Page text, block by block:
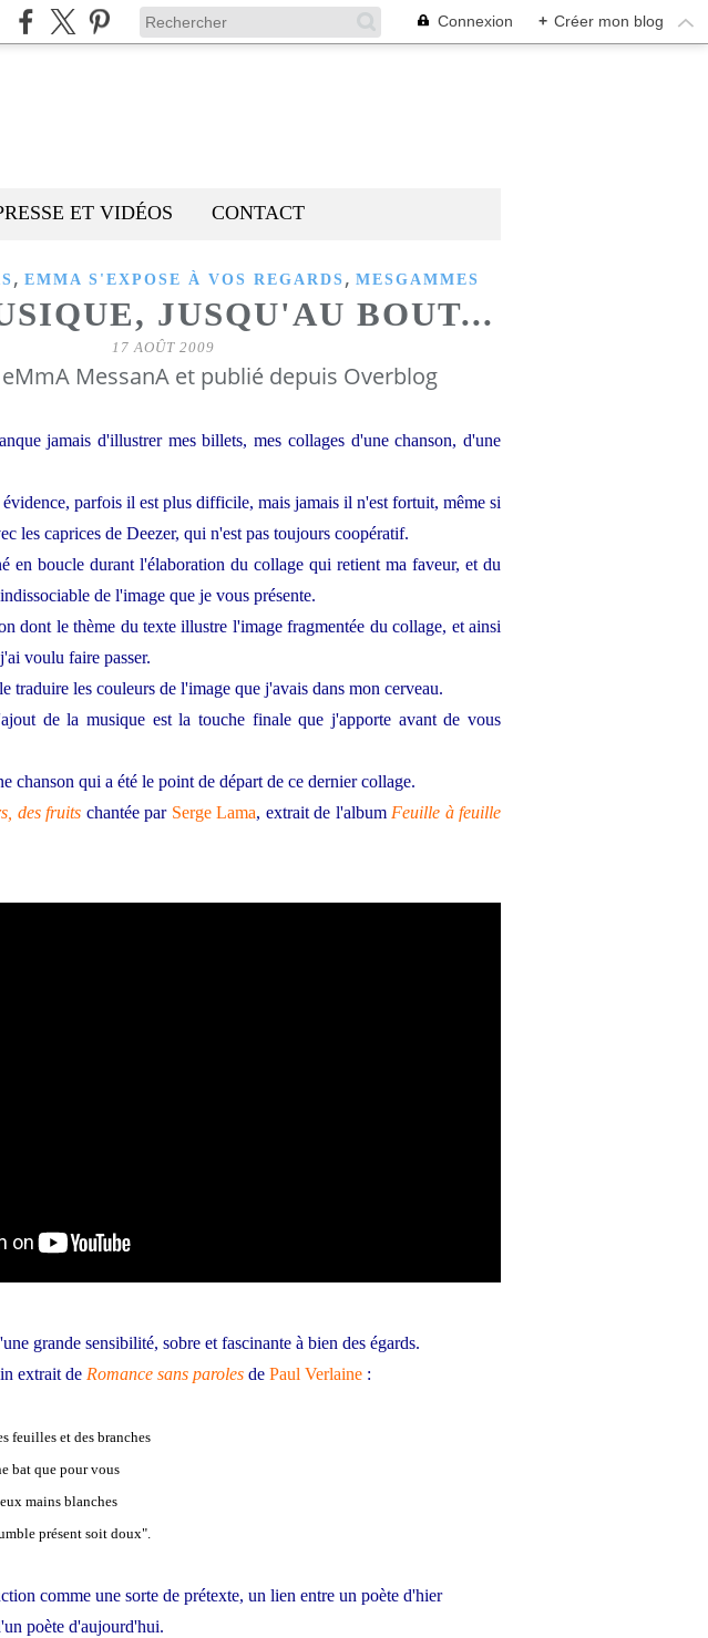
Connexion + Créer mon blog
ET VIDÉOS CONTACT
, EMMA S'EXPOSE À VOS REGARDS , MESGAMMES
JUSQU'AU BOUT...
17 AOÛT 2009
MessanA et publié depuis Overblog
jamais d'illustrer mes billets, mes collages d'une chanson, d'une
parfois il est plus difficile, mais jamais il n'est fortuit, même si
les caprices de Deezer, qui n'est pas toujours coopératif.
en boucle durant l'élaboration du collage qui retient ma faveur, et du
de l'image que je vous présente.
dont le thème du texte illustre l'image fragmentée du collage, et ainsi
voulu faire passer.
traduire les couleurs de l'image que j'avais dans mon cerveau.
de la musique est la touche finale que j'apporte avant de vous
chanson qui a été le point de départ de ce dernier collage.
des fruits chantée par Serge Lama, extrait de l'album Feuille à feuille
grande sensibilité, sobre et fascinante à bien des égards.
extrait de Romance sans paroles de Paul Verlaine :
feuilles et des branches
bat que pour vous
mains blanches
présent soit doux".
comme une sorte de prétexte, un lien entre un poète d'hier
poète d'aujourd'hui.